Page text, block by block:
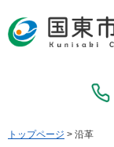
ー
ジ
ニ
ュ
てトップページ > 沿革